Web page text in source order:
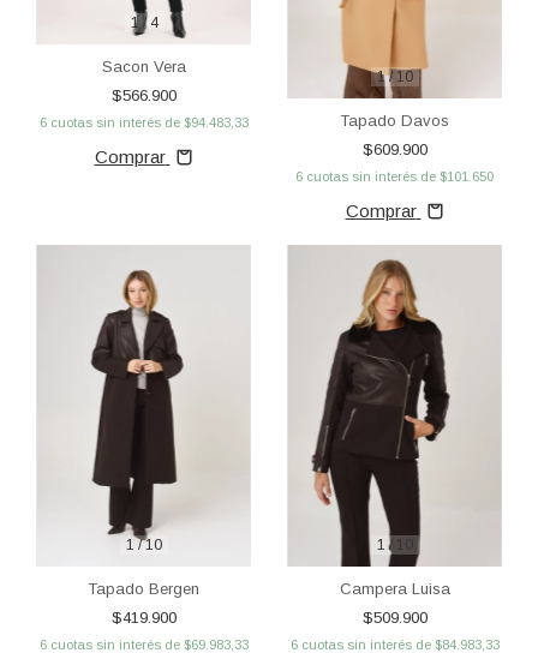
1 /4
Sacon Vera
$566.900
6 cuotas sin interés de $94.483,33
Comprar
1/ 10
Tapado Davos
$609.900
6 cuotas sin interés de $101.650
Comprar
1 /10
Tapado Bergen
$419.900
6 cuotas sin interés de $69.983,33
1 / 10
Campera Luisa
$509.900
6 cuotas sin interés de $84.983,33